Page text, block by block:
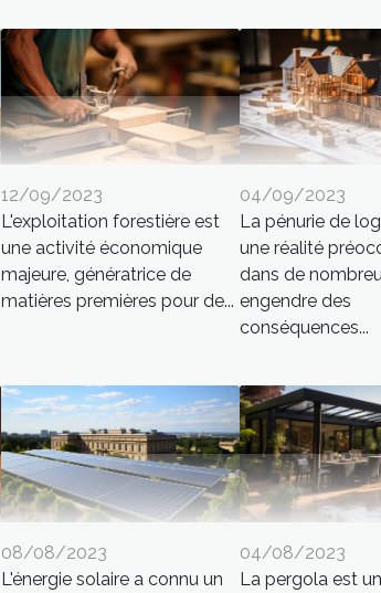
12/09/2023
L'exploitation forestière est
une activité économique
majeure, génératrice de
matières premières pour de...
04/09/2023
La pénurie de
une réalité
dans de
engendre des
conséquences...
08/08/2023
L'énergie solaire a connu un
04/08/2023
La pergola est